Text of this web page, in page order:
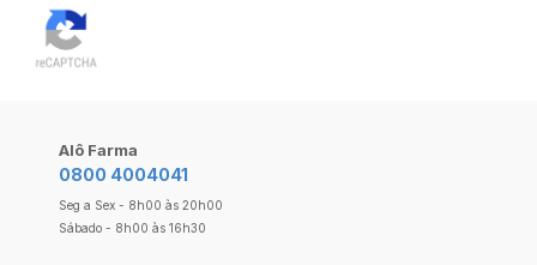
Alô Farma
0800 4004041
Seg a Sex - 8h00 às 20h00
Sábado - 8h00 às 16h30